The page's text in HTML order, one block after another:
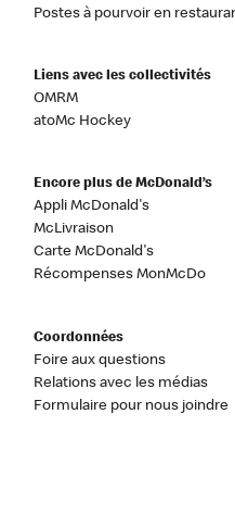
Postes à pourvoir en
Liens avec les collectivités
OMRM
atoMc Hockey
Encore plus de McDonald’s
Appli McDonald's
McLivraison
Carte McDonald's
Récompenses MonMcDo
Coordonnées
Foire aux questions
Relations avec les médias
Formulaire pour nous joindre